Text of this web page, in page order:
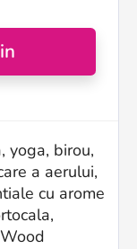
yoga, birou,
a aerului,
cu arome